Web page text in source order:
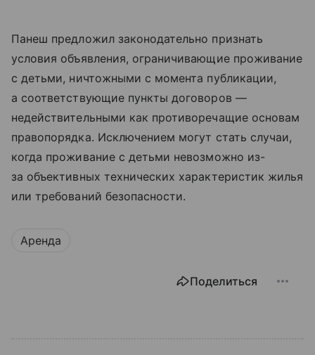
Панеш предложил законодательно признать
условия объявления, ограничивающие проживание
с детьми, ничтожными с момента публикации,
а соответствующие пункты договоров —
недействительными как противоречащие основам
правопорядка. Исключением могут стать случаи,
когда проживание с детьми невозможно из-
за объективных технических характеристик жилья
или требований безопасности.
Аренда
Поделиться